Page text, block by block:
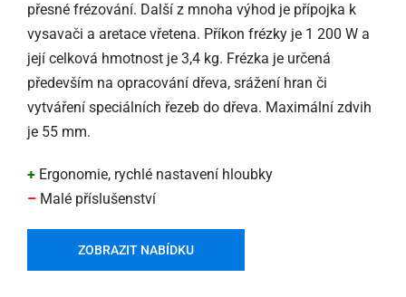
přesné frézování. Další z mnoha výhod je přípojka k
vysavači a aretace vřetena. Příkon frézky je 1 200 W a
její celková hmotnost je 3,4 kg. Frézka je určená
především na opracování dřeva, srážení hran či
vytváření speciálních řezeb do dřeva. Maximální zdvih
je 55 mm.
+ Ergonomie, rychlé nastavení hloubky
– Malé příslušenství
ZOBRAZIT NABÍDKU